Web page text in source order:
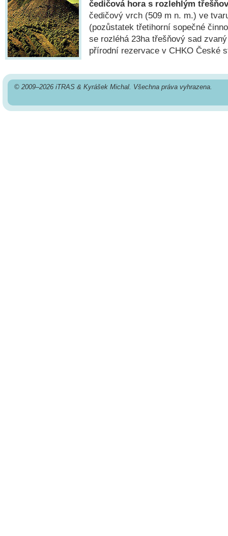
čedičová hora s rozlehlým
čedičový vrch (509 m n. m.) ve
(pozůstatek třetihorní sopečné
se rozléhá 23ha třešňový sad
přírodní rezervace v CHKO České
© 2009–2026 iTRAS & Kyrášek Michal. Všechna práva vyhrazena.